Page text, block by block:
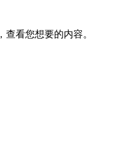
，查看您想要的内容。